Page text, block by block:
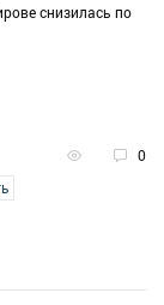
снизилась по
0